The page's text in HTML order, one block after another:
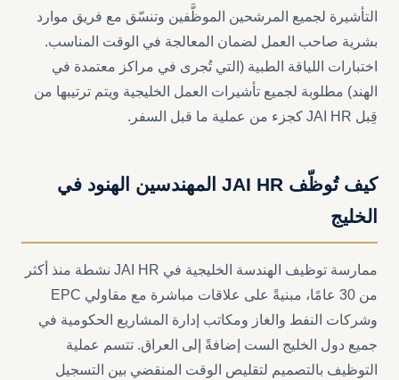
التأشيرة لجميع المرشحين الموظَّفين وتنسّق مع فريق موارد
بشرية صاحب العمل لضمان المعالجة في الوقت المناسب.
اختبارات اللياقة الطبية (التي تُجرى في مراكز معتمدة في
الهند) مطلوبة لجميع تأشيرات العمل الخليجية ويتم ترتيبها من
قِبل JAI HR كجزء من عملية ما قبل السفر.
كيف تُوظّف JAI HR المهندسين الهنود في
الخليج
ممارسة توظيف الهندسة الخليجية في JAI HR نشطة منذ أكثر
من 30 عامًا، مبنيةً على علاقات مباشرة مع مقاولي EPC
وشركات النفط والغاز ومكاتب إدارة المشاريع الحكومية في
جميع دول الخليج الست إضافةً إلى العراق. تتسم عملية
التوظيف بالتصميم لتقليص الوقت المنقضي بين التسجيل